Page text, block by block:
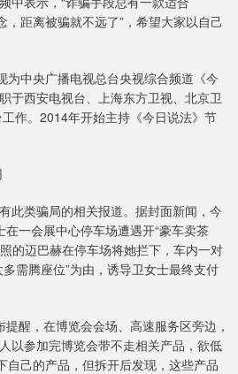
，距离被骗就不远了”，希望大家以自己
为中央广播电视总台央视综合频道《今
于西安电视台、上海东方卫视、北京卫
作。2014年开始主持《今日说法》节
此类骗局的相关报道。据封面新闻，今
一会展中心停车场遭遇开“豪车卖茶
的迈巴赫在停车场将她拦下，车内一对
需腾座位”为由，诱导卫女士最终支付
醒，在博览会会场、高速服务区旁边，
以参加完博览会带不走相关产品，欲低
自己的产品，但拆开后发现，这些产品